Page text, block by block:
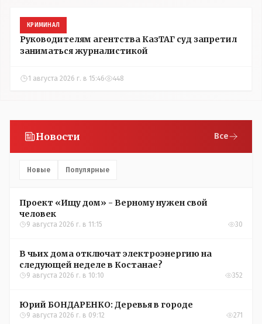
КРИМИНАЛ
Руководителям агентства КазТАГ суд запретил
заниматься журналистикой
1 августа 2026 г. в 15:46 448
Новости Все
Новые Популярные
Проект «Ищу дом» - Верному нужен свой
человек
9 августа 2026 г. в 11:15 30
В чьих дома отключат электроэнергию на
следующей неделе в Костанае?
9 августа 2026 г. в 10:10 352
Юрий БОНДАРЕНКО: Деревья в городе
9 августа 2026 г. в 09:12 271